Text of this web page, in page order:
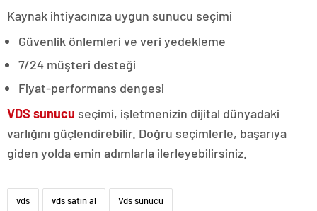
Kaynak ihtiyacınıza uygun sunucu seçimi
Güvenlik önlemleri ve veri yedekleme
7/24 müşteri desteği
Fiyat-performans dengesi
VDS sunucu seçimi, işletmenizin dijital dünyadaki
varlığını güçlendirebilir. Doğru seçimlerle, başarıya
giden yolda emin adımlarla ilerleyebilirsiniz.
vds vds satın al Vds sunucu